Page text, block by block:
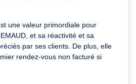
une valeur primordiale pour
et sa réactivité et sa
par ses clients. De plus, elle
rendez-vous non facturé si